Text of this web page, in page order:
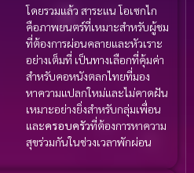
โดยรวมแล้ว สาระแน โอเซกไก
คือภาพยนตร์ที่เหมาะสำหรับผู้ชม
ที่ต้องการผ่อนคลายและหัวเราะ
อย่างเต็มที่ เป็นทางเลือกที่คุ้มค่า
สำหรับคอหนังตลกไทยที่มอง
หาความแปลกใหม่และไม่คาดฝัน
เหมาะอย่างยิ่งสำหรับกลุ่มเพื่อน
และครอบครัวที่ต้องการหาความ
สุขร่วมกันในช่วงเวลาพักผ่อน